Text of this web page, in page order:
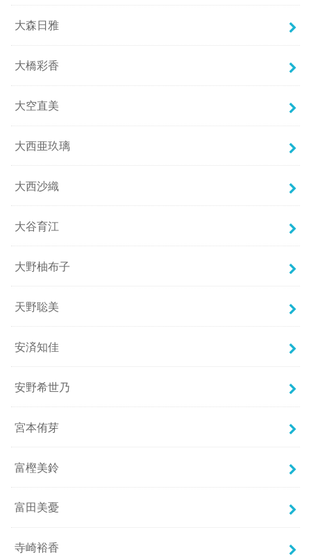
大森日雅
大橋彩香
大空直美
大西亜玖璃
大西沙織
大谷育江
大野柚布子
天野聡美
安済知佳
安野希世乃
宮本侑芽
富樫美鈴
富田美憂
寺崎裕香